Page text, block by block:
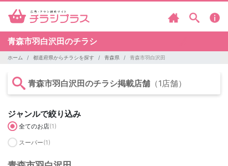
青森市羽白沢田のチラシ
ホーム 都道府県からチラシを探す 青森県 青森市羽白沢田
青森市羽白沢田のチラシ掲載店舗 （1店舗）
ジャンルで絞り込み
全てのお店(1)
スーパー(1)